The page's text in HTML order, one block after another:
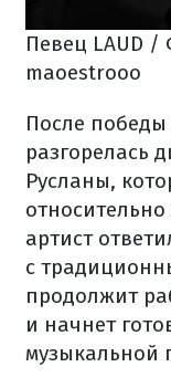
Певец LAUD /
maoestrooo
После победы
разгорелась
Русланы,
артист
с
продолжит
и начнет
музыкальной